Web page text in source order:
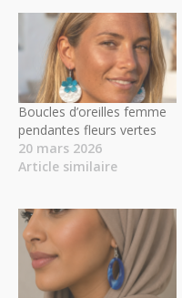
Boucles d’oreilles femme
pendantes fleurs vertes
20 mars 2026
Article similaire